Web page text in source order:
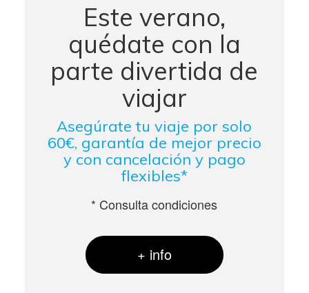
Este verano,
quédate con la
parte divertida de
viajar
Asegúrate tu viaje por solo
60€, garantía de mejor precio
y con cancelación y pago
flexibles*
* Consulta condiciones
+ info